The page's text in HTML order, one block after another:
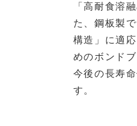
「高耐食溶
た、鋼板製
構造」に適
めのボンド
今後の長寿
す。